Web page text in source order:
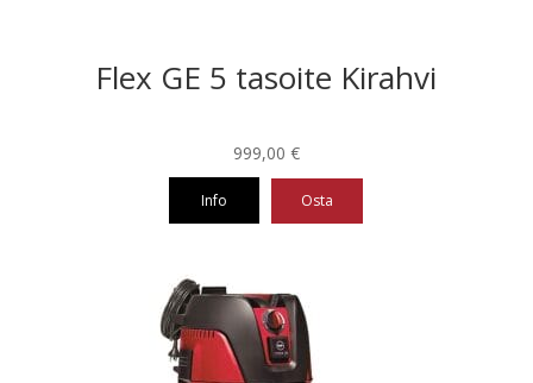
Flex GE 5 tasoite Kirahvi
999,00 €
Info Osta